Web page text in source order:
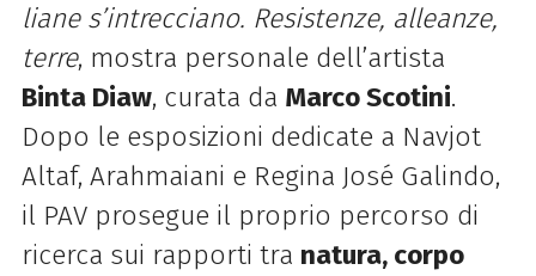
liane s’intrecciano. Resistenze, alleanze,
terre, mostra personale dell’artista
Binta Diaw, curata da Marco Scotini.
Dopo le esposizioni dedicate a Navjot
Altaf, Arahmaiani e Regina José Galindo,
il PAV prosegue il proprio percorso di
ricerca sui rapporti tra natura, corpo